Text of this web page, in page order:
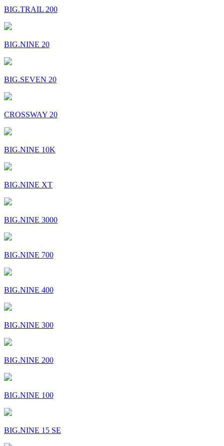
BIG.TRAIL 200
BIG.NINE 20
BIG.SEVEN 20
CROSSWAY 20
BIG.NINE 10K
BIG.NINE XT
BIG.NINE 3000
BIG.NINE 700
BIG.NINE 400
BIG.NINE 300
BIG.NINE 200
BIG.NINE 100
BIG.NINE 15 SE